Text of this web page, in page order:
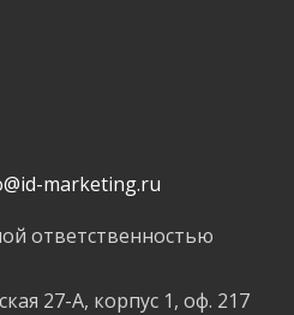
marketing.ru
ответственностью
27-А, корпус 1, оф. 217